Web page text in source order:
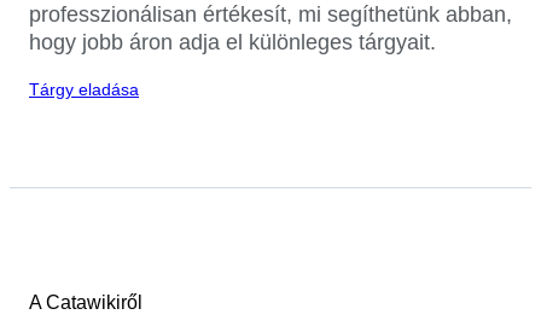
professzionálisan értékesít, mi segíthetünk abban,
hogy jobb áron adja el különleges tárgyait.
Tárgy eladása
A Catawikiről